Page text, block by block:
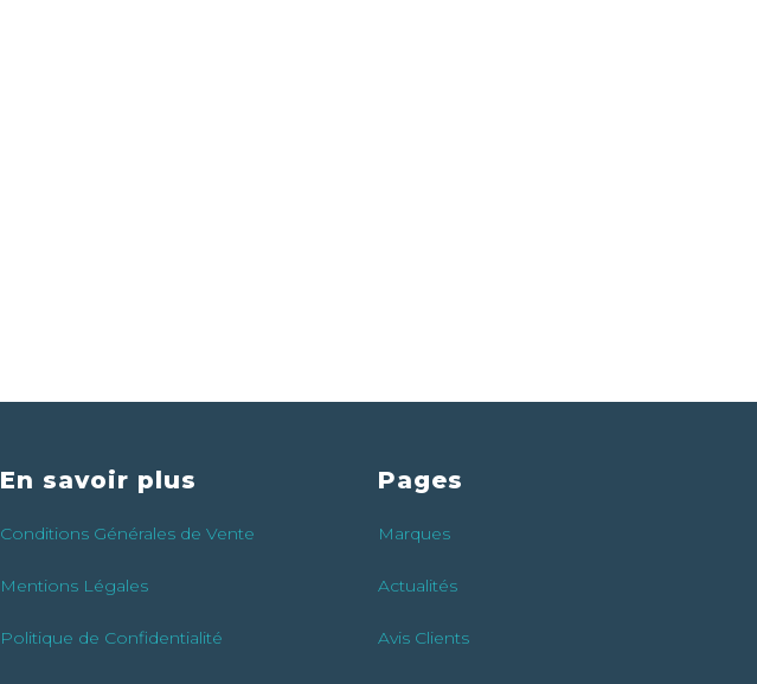
En savoir plus
Conditions Générales de Vente
Mentions Légales
Politique de Confidentialité
Pages
Marques
Actualités
Avis Clients